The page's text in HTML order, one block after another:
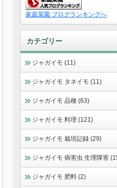
家庭菜園 ブログランキングへ
カテゴリー
ジャガイモ (11)
ジャガイモ タネイモ (11)
ジャガイモ 品種 (63)
ジャガイモ 料理 (121)
ジャガイモ 栽培記録 (29)
ジャガイモ 病害虫 生理障害
ジャガイモ 肥料 (2)